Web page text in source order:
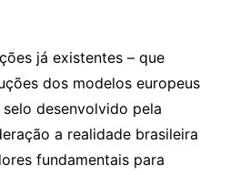
já existentes – que
dos modelos europeus
desenvolvido pela
a realidade brasileira
fundamentais para